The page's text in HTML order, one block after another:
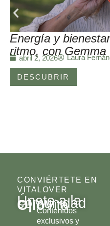
Energía y
ritmo, con Gemma
abril 2, 2026 Laura
DESCUBRIR
CONVIÉRTETE EN
VITALOVER
Únete a la
comunidad
OlioVita
Contenidos
exclusivos y